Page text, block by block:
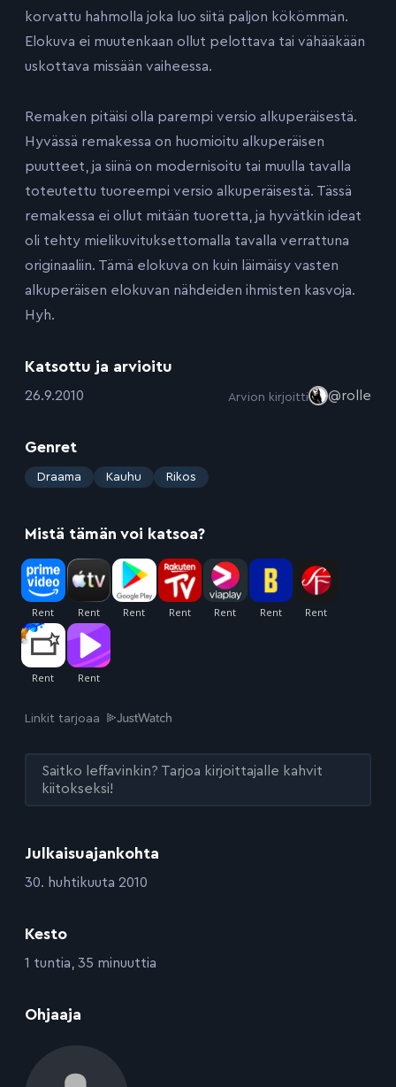
Julkaisuajankohta
:30. huhtikuuta 2010
Kesto
:1 tuntia, 35 minuuttia
Ohjaaja
korvattu hahmolla joka luo siitä paljon kökömmän.
Elokuva ei muutenkaan ollut pelottava tai vähääkään
uskottava missään vaiheessa.
Remaken pitäisi olla parempi versio alkuperäisestä.
Hyvässä remakessa on huomioitu alkuperäisen
puutteet, ja siinä on modernisoitu tai muulla tavalla
toteutettu tuoreempi versio alkuperäisestä. Tässä
remakessa ei ollut mitään tuoretta, ja hyvätkin ideat
oli tehty mielikuvituksettomalla tavalla verrattuna
originaaliin. Tämä elokuva on kuin läimäisy vasten
alkuperäisen elokuvan nähdeiden ihmisten kasvoja.
Hyh.
Katsottu ja arvioitu
:26.9.2010 Arvion kirjoitti @rolle
Genret
: Draama Kauhu Rikos
Mistä tämän voi katsoa?
Linkit tarjoaa
Saitko leffavinkin? Tarjoa kirjoittajalle kahvit
kiitokseksi!